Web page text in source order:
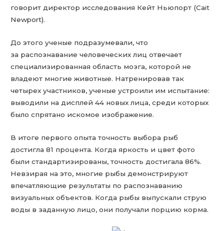
говорит директор исследования Кейт Ньюпорт (Cait
Newport).
До этого ученые подразумевали, что
за распознавание человеческих лиц отвечает
специализированная область мозга, которой не
владеют многие животные. Натренировав так
четырех участников, ученые устроили им испытание:
выводили на дисплей 44 новых лица, среди которых
было спрятано искомое изображение.
В итоге первого опыта точность выбора рыб
достигла 81 процента. Когда яркость и цвет фото
были стандартизированы, точность достигала 86%.
Невзирая на это, многие рыбы демонстрируют
впечатляющие результаты по распознаванию
визуальных объектов. Когда рыбы выпускали струю
воды в заданную лицо, они получали порцию корма.